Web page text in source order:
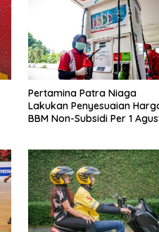
Pertamina Patra Niaga
Lakukan Penyesuaian
BBM Non-Subsidi Per 1